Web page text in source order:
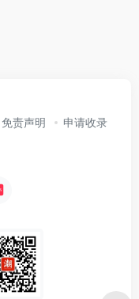
免责声明 申请收录